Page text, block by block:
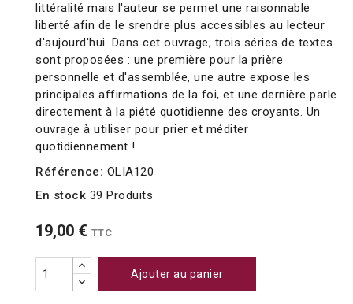
littéralité mais l'auteur se permet une raisonnable
liberté afin de le srendre plus accessibles au lecteur
d'aujourd'hui. Dans cet ouvrage, trois séries de textes
sont proposées : une première pour la prière
personnelle et d'assemblée, une autre expose les
principales affirmations de la foi, et une dernière parle
directement à la piété quotidienne des croyants. Un
ouvrage à utiliser pour prier et méditer
quotidiennement !
Référence: OLIA120
En stock 39 Produits
19,00 € TTC
Ajouter au panier